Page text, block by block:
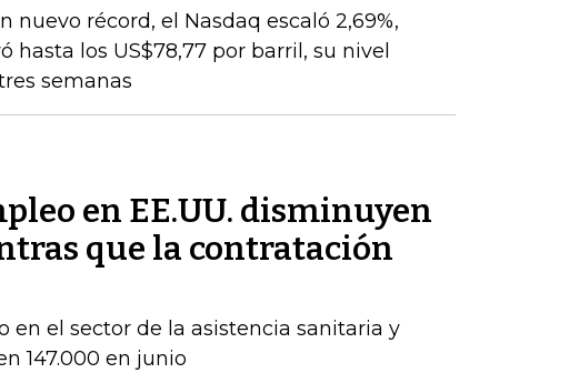
nuevo récord, el Nasdaq escaló 2,69%,
hasta los US$78,77 por barril, su nivel
semanas
en EE.UU. disminuyen
que la contratación
en el sector de la asistencia sanitaria y
147.000 en junio